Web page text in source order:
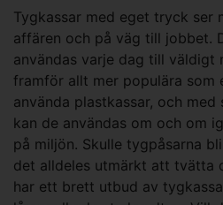
Tygkassar med eget tryck ser
affären och på väg till jobbet.
användas varje dag till väldigt
framför allt mer populära
använda plastkassar, och
kan de användas om och om
på miljön. Skulle tygpåsarna
det alldeles utmärkt att tvätta
har ett brett utbud av